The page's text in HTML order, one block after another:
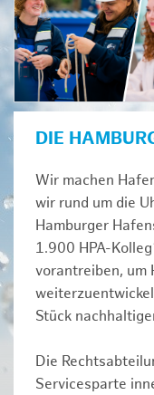
DIE
Wir machen
wir rund um die
Hamburger
1.900 HPA-
vorantreiben, um
Stück
Die
Servicesparte